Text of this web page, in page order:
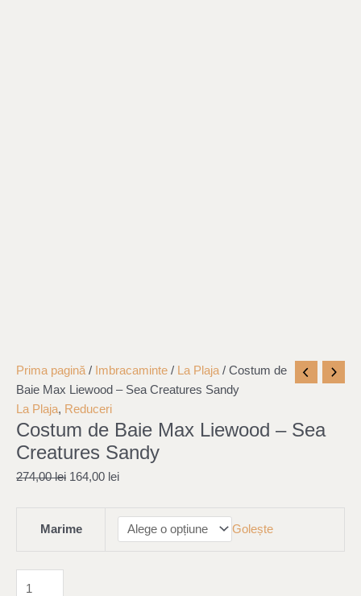
Prima pagină / Imbracaminte / La Plaja / Costum de
Baie Max Liewood – Sea Creatures Sandy
La Plaja, Reduceri
Costum de Baie Max Liewood – Sea
Creatures Sandy
274,00lei
Original
price
was:
274,00 lei.
164,00 lei
Current
price
164,00 lei.
Marime Golește
Cantitate
Costum
de
Baie
Max
-
Creatures